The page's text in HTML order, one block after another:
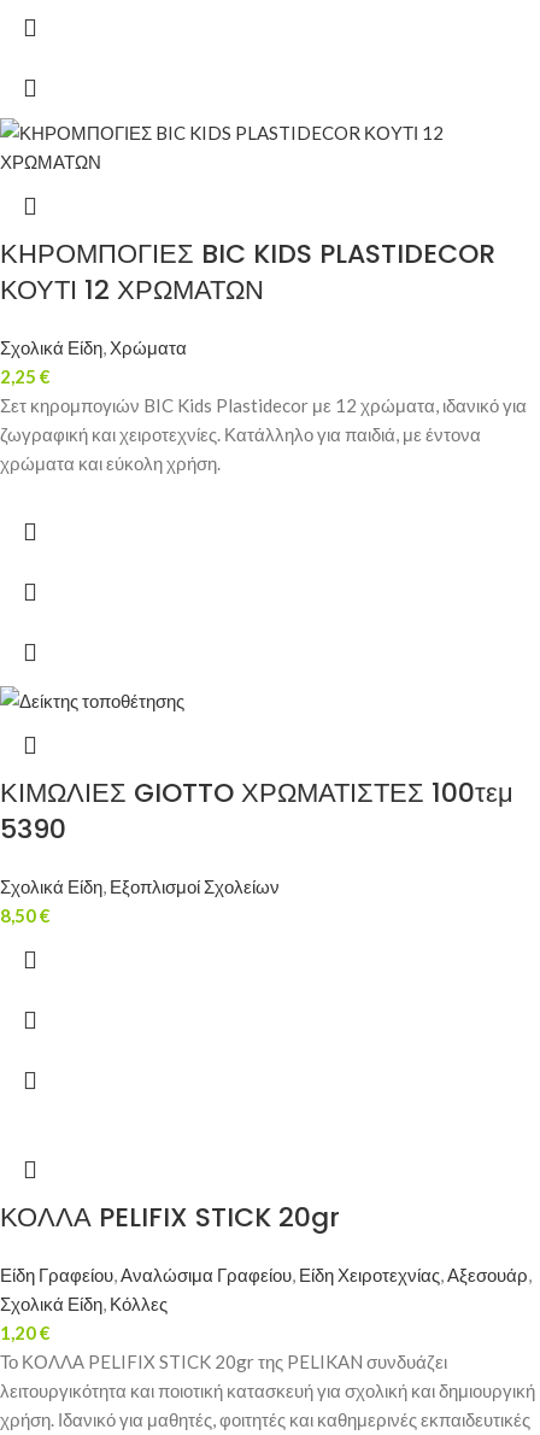
ΚΗΡΟΜΠΟΓΙΕΣ BIC KIDS PLASTIDECOR
ΚΟΥΤΙ 12 ΧΡΩΜΑΤΩΝ
Σχολικά Είδη, Χρώματα
2,25 €
Σετ κηρομπογιών BIC Kids Plastidecor με 12 χρώματα, ιδανικό για
ζωγραφική και χειροτεχνίες. Κατάλληλο για παιδιά, με έντονα
χρώματα και εύκολη χρήση.
ΚΙΜΩΛΙΕΣ GIOTTO ΧΡΩΜΑΤΙΣΤΕΣ 100τεμ
5390
Σχολικά Είδη, Εξοπλισμοί Σχολείων
8,50€
ΚΟΛΛΑ PELIFIX STICK 20gr
Είδη Γραφείου,Αναλώσιμα Γραφείου, Είδη Χειροτεχνίας,Αξεσουάρ,
Σχολικά Είδη, Κόλλες
1,20€
Το ΚΟΛΛΑ PELIFIX STICK 20gr της PELIKAN συνδυάζει
λειτουργικότητα και ποιοτική κατασκευή για σχολική και δημιουργική
χρήση. Ιδανικό για μαθητές, φοιτητές και καθημερινές εκπαιδευτικές